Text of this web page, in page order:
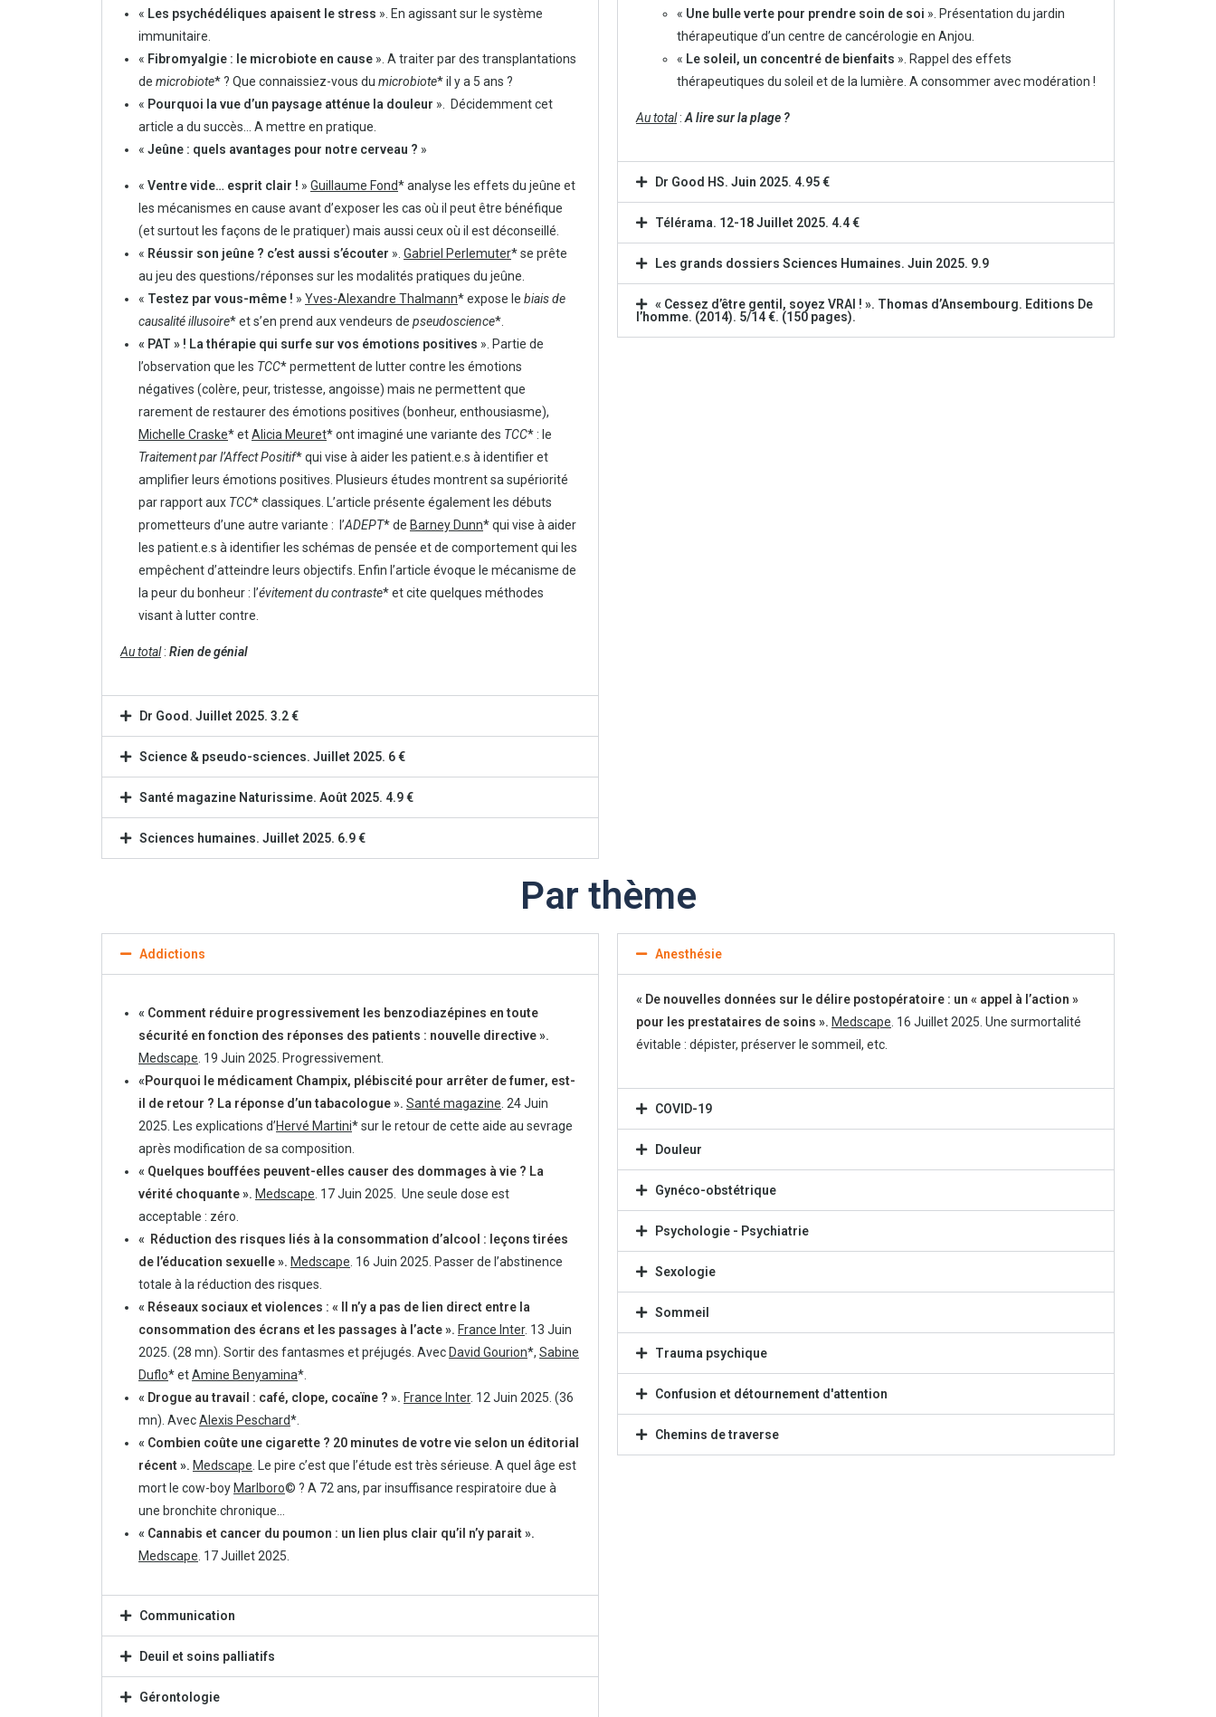
« Les psychédéliques apaisent le stress ». En agissant sur le système
immunitaire.
« Fibromyalgie : le microbiote en cause ». A traiter par des transplantations
de microbiote* ? Que connaissiez-vous du microbiote* il y a 5 ans ?
« Pourquoi la vue d’un paysage atténue la douleur ». Décidemment cet
article a du succès… A mettre en pratique.
« Jeûne : quels avantages pour notre cerveau ? »
« Ventre vide… esprit clair ! » Guillaume Fond* analyse les effets du jeûne et
les mécanismes en cause avant d’exposer les cas où il peut être bénéfique
(et surtout les façons de le pratiquer) mais aussi ceux où il est déconseillé.
« Réussir son jeûne ? c’est aussi s’écouter ». Gabriel Perlemuter* se prête
au jeu des questions/réponses sur les modalités pratiques du jeûne.
« Testez par vous-même ! » Yves-Alexandre Thalmann* expose le biais de
causalité illusoire* et s’en prend aux vendeurs de pseudoscience*.
« PAT » ! La thérapie qui surfe sur vos émotions positives ». Partie de
l’observation que les TCC* permettent de lutter contre les émotions
négatives (colère, peur, tristesse, angoisse) mais ne permettent que
rarement de restaurer des émotions positives (bonheur, enthousiasme),
Michelle Craske* etAlicia Meuret* ont imaginé une variante des TCC* : le
Traitement par l’Affect Positif* qui vise à aider les patient.e.s à identifier et
amplifier leurs émotions positives. Plusieurs études montrent sa supériorité
par rapport aux TCC* classiques. L’article présente également les débuts
prometteurs d’une autre variante : l’ADEPT* de Barney Dunn* qui vise à aider
les patient.e.s à identifier les schémas de pensée et de comportement qui les
empêchent d’atteindre leurs objectifs. Enfin l’article évoque le mécanisme de
la peur du bonheur : l’évitement du contraste* et cite quelques méthodes
visant à lutter contre.
Au total: Rien de génial
Dr Good. Juillet 2025. 3.2 €
Science & pseudo-sciences. Juillet 2025. 6 €
Santé magazine Naturissime. Août 2025. 4.9 €
Sciences humaines. Juillet 2025. 6.9 €
« Une bulle verte pour prendre soin de soi ». Présentation du jardin
thérapeutique d’un centre de cancérologie en Anjou.
« Le soleil, un concentré de bienfaits ». Rappel des effets
thérapeutiques du soleil et de la lumière. A consommer avec modération !
Au total: A lire sur la plage ?
Dr Good HS. Juin 2025. 4.95 €
Télérama. 12-18 Juillet 2025. 4.4 €
Les grands dossiers Sciences Humaines. Juin 2025. 9.9
« Cessez d’être gentil, soyez VRAI ! ». Thomas d’Ansembourg. Editions De
l’homme. (2014). 5/14 €. (150 pages).
Par thème
Addictions
« Comment réduire progressivement les benzodiazépines en toute
sécurité en fonction des réponses des patients : nouvelle directive».
Medscape . 19 Juin 2025. Progressivement.
«Pourquoi le médicament Champix, plébiscité pour arrêter de fumer, est-
il de retour ? La réponse d’un tabacologue». Santé magazine . 24 Juin
2025. Les explications d’Hervé Martini* sur le retour de cette aide au sevrage
après modification de sa composition.
« Quelques bouffées peuvent-elles causer des dommages à vie ? La
vérité choquante». Medscape . 17 Juin 2025. Une seule dose est
acceptable : zéro.
« Réduction des risques liés à la consommation d’alcool : leçons tirées
de l’éducation sexuelle». Medscape . 16 Juin 2025. Passer de l’abstinence
totale à la réduction des risques.
« Réseaux sociaux et violences : « Il n’y a pas de lien direct entre la
consommation des écrans et les passages à l’acte». France Inter. 13 Juin
2025. (28 mn). Sortir des fantasmes et préjugés. Avec David Gourion*, Sabine
Duflo* etAmine Benyamina*.
« Drogue au travail : café, clope, cocaïne ? ». France Inter. 12 Juin 2025. (36
mn). AvecAlexis Peschard*.
« Combien coûte une cigarette ? 20 minutes de votre vie selon un éditorial
récent ». Medscape . Le pire c’est que l’étude est très sérieuse. A quel âge est
mort le cow-boy Marlboro© ? A 72 ans, par insuffisance respiratoire due à
une bronchite chronique…
« Cannabis et cancer du poumon : un lien plus clair qu’il n’y parait ».
Medscape . 17 Juillet 2025.
Communication
Deuil et soins palliatifs
Gérontologie
Anesthésie
« De nouvelles données sur le délire postopératoire : un « appel à l’action »
pour les prestataires de soins ». Medscape . 16 Juillet 2025. Une surmortalité
évitable : dépister, préserver le sommeil, etc.
COVID-19
Douleur
Gynéco-obstétrique
Psychologie - Psychiatrie
Sexologie
Sommeil
Trauma psychique
Confusion et détournement d'attention
Chemins de traverse